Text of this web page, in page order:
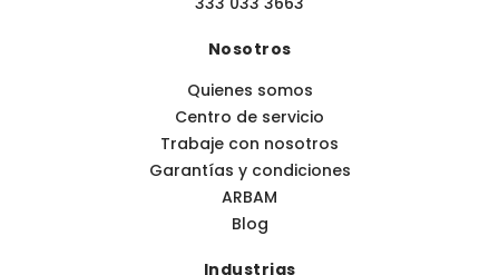
Nosotros
Quienes somos
Centro de servicio
Trabaje con nosotros
Garantías y condiciones
ARBAM
Blog
Industrias